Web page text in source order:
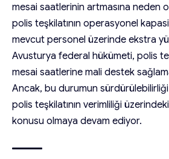
mesai saatlerinin artmasına neden
polis teşkilatının operasyonel
mevcut personel üzerinde ekstra
Avusturya federal hükümeti, polis
mesai saatlerine mali destek
Ancak, bu durumun
polis teşkilatının verimliliği
konusu olmaya devam ediyor.